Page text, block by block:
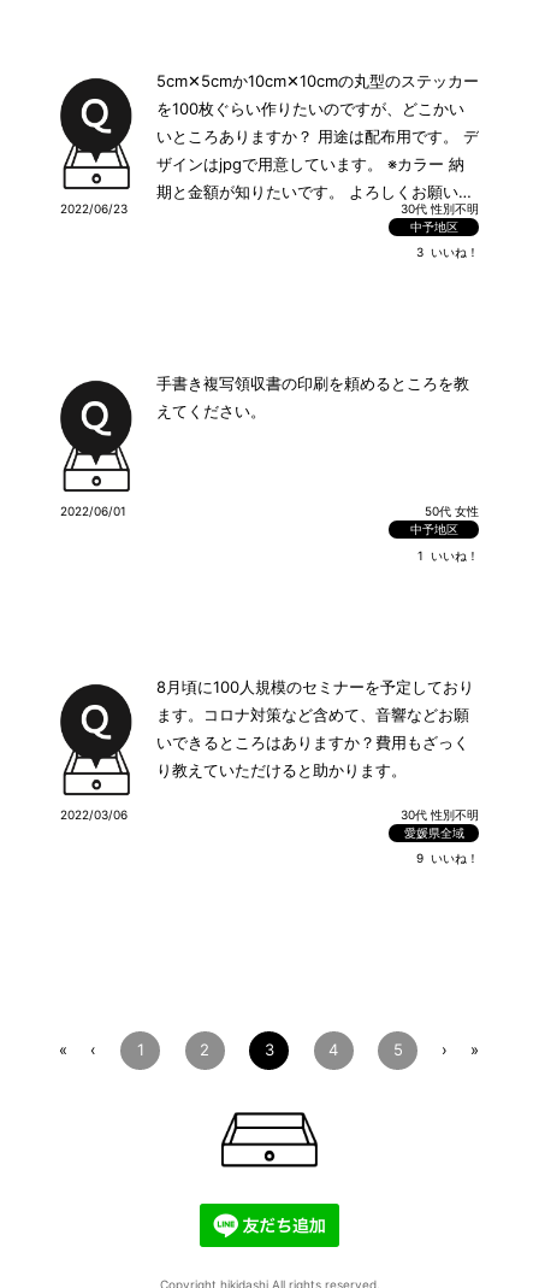
5cm✕5cmか10cm✕10cmの丸型のステッカー
を100枚ぐらい作りたいのですが、どこかい
いところありますか？ 用途は配布用です。 デ
ザインはjpgで用意しています。 ※カラー 納
期と金額が知りたいです。 よろしくお願いし
2022/06/23
30代 性別不明
中予地区
3 いいね！
手書き複写領収書の印刷を頼めるところを教
えてください。
2022/06/01
50代 女性
中予地区
1 いいね！
8月頃に100人規模のセミナーを予定しており
ます。コロナ対策など含めて、音響などお願
いできるところはありますか？費用もざっく
り教えていただけると助かります。
2022/03/06
30代 性別不明
愛媛県全域
9 いいね！
« ‹ 1 2 3 4 5 › »
Copyright hikidashi All rights reserved.